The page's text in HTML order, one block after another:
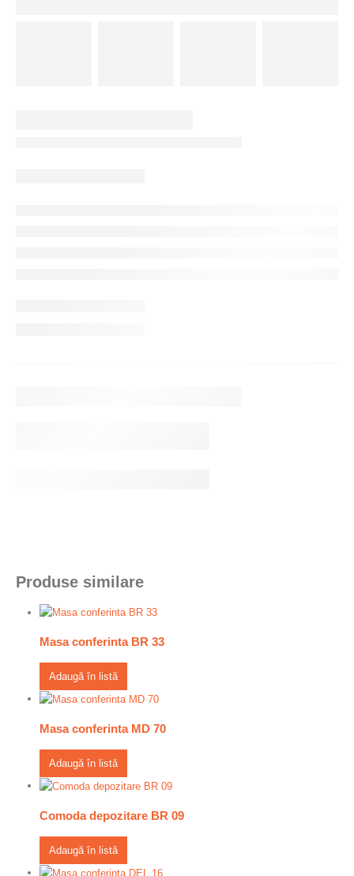
Produse similare
Masa conferinta BR 33
Adaugă în listă
Masa conferinta MD 70
Adaugă în listă
Comoda depozitare BR 09
Adaugă în listă